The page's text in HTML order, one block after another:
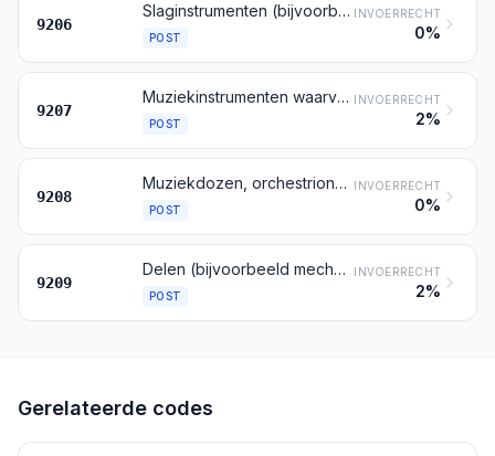
9206
Slaginstrumenten (bijvoorbeeld trommels, Turkse trommen, xylofonen, cimbalen, castagnetten, maracas)
POST
INVOERRECHT
0%
9207
Muziekinstrumenten waarvan het geluid elektrisch wordt voortgebracht of elektrisch moet worden versterkt (bijvoorbeeld orgels, gitaren, accordeons)
POST
INVOERRECHT
2%
9208
Muziekdozen, orchestrions, straatorgels, zingende vogels, zingende zagen en andere muziekinstrumenten niet begrepen onder een andere post van dit hoofdstuk; lokfluitjes en dergelijke lokinstrumenten; fluitjes, toeters en andere met de mond te bespelen roep- en signaalinstrumenten
POST
INVOERRECHT
0%
9209
Delen (bijvoorbeeld mechanieken voor muziekdozen) en toebehoren (bijvoorbeeld kaarten, schijven en rollen voor mechanisch te bespelen toestellen) voor muziekinstrumenten; metronomen en diapasons van alle soorten
POST
INVOERRECHT
2%
Gerelateerde codes